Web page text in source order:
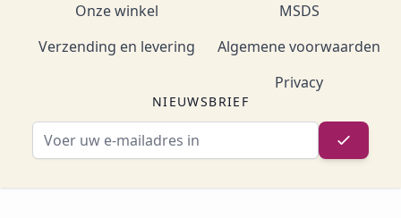
Onze winkel
Verzending en levering
MSDS
Algemene voorwaarden
Privacy
NIEUWSBRIEF